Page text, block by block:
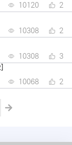
10120 2
10308 2
10308 3
10068 2